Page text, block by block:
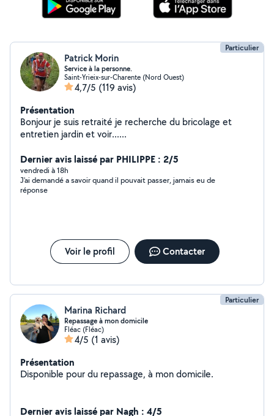
Particulier
Patrick Morin
Service à la personne.
Saint-Yrieix-sur-Charente (Nord Ouest)
4,7/5 (119 avis)
Présentation
Bonjour je suis retraité je recherche du bricolage et
entretien jardin et voir......
Dernier avis laissé par PHILIPPE : 2/5
vendredi à 18h
J'ai demandé a savoir quand il pouvait passer, jamais eu de
réponse
Voir le profil Contacter
Particulier
Marina Richard
Repassage à mon domicile
Fléac (Fléac)
4/5 (1 avis)
Présentation
Disponible pour du repassage, à mon domicile.
Dernier avis laissé par Nagh : 4/5